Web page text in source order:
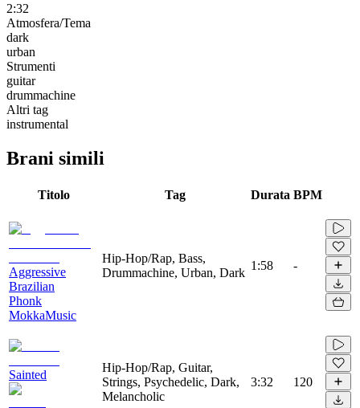
2:32
Atmosfera/Tema
dark
urban
Strumenti
guitar
drummachine
Altri tag
instrumental
Brani simili
Titolo Tag Durata BPM
Aggressive
Brazilian
Phonk
MokkaMusic
Hip-Hop/Rap, Bass,
Drummachine, Urban, Dark
1:58 -
Sainted
Hip-Hop/Rap, Guitar,
Strings, Psychedelic, Dark,
Melancholic
3:32 120